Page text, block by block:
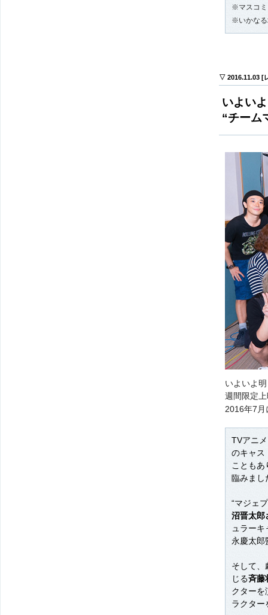
※マスコミ
※いかなる
▽ 2016.11.03 [
いよい
“チーム
いよいよ
週間限定
2016年7月
TVアニ
のキャス
こともあ
臨みまし
“マジェ
沼晋太郎
ュラー
永慶太郎
そして、
じる斉藤
クターを
ラクター